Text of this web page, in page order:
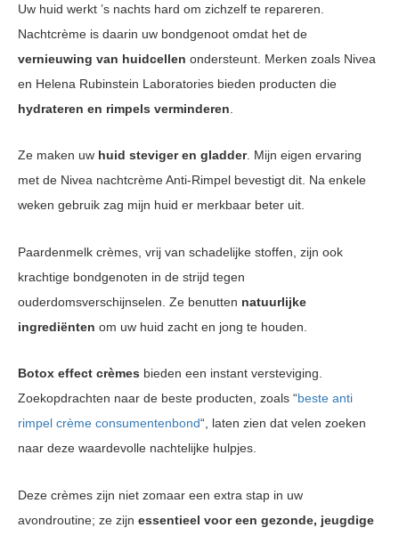
Uw huid werkt ’s nachts hard om zichzelf te repareren.
Nachtcrème is daarin uw bondgenoot omdat het de
vernieuwing van huidcellen ondersteunt. Merken zoals Nivea
en Helena Rubinstein Laboratories bieden producten die
hydrateren en rimpels verminderen
Ze maken uw huid steviger en gladder. Mijn eigen ervaring
met de Nivea nachtcrème Anti-Rimpel bevestigt dit. Na enkele
weken gebruik zag mijn huid er merkbaar beter uit.
Paardenmelk crèmes, vrij van schadelijke stoffen, zijn ook
krachtige bondgenoten in de strijd tegen
ouderdomsverschijnselen. Ze benutten natuurlijke
ingrediënten om uw huid zacht en jong te houden.
Botox effect crèmes bieden een instant versteviging.
Zoekopdrachten naar de beste producten, zoals “beste anti
rimpel crème consumentenbond“, laten zien dat velen zoeken
naar deze waardevolle nachtelijke hulpjes.
Deze crèmes zijn niet zomaar een extra stap in uw
avondroutine; ze zijn essentieel voor een gezonde, jeugdige